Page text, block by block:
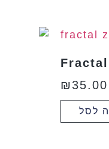
₪35.00
לסל